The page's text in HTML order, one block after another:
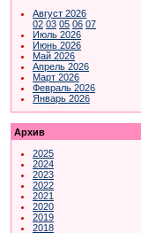
Август 2026
02 03 05 06 07
Июль 2026
Июнь 2026
Май 2026
Апрель 2026
Март 2026
Февраль 2026
Январь 2026
Архив
2025
2024
2023
2022
2021
2020
2019
2018